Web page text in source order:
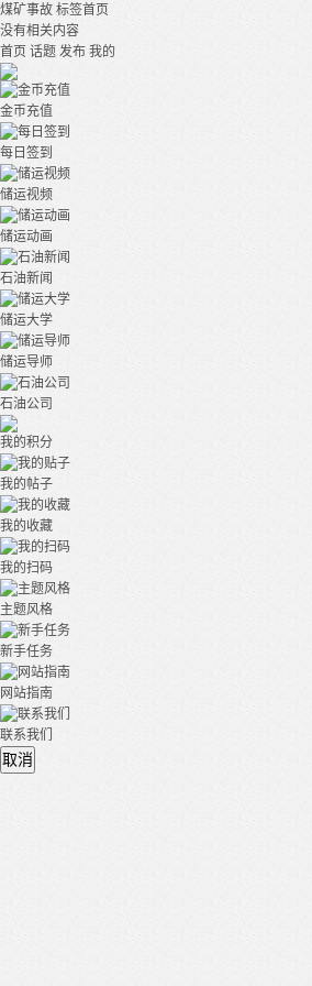
煤矿事故 标签首页
没有相关内容
首页 话题 发布 我的
金币充值
每日签到
储运视频
储运动画
石油新闻
储运大学
储运导师
石油公司
我的积分
我的帖子
我的收藏
我的扫码
主题风格
新手任务
网站指南
联系我们
取消